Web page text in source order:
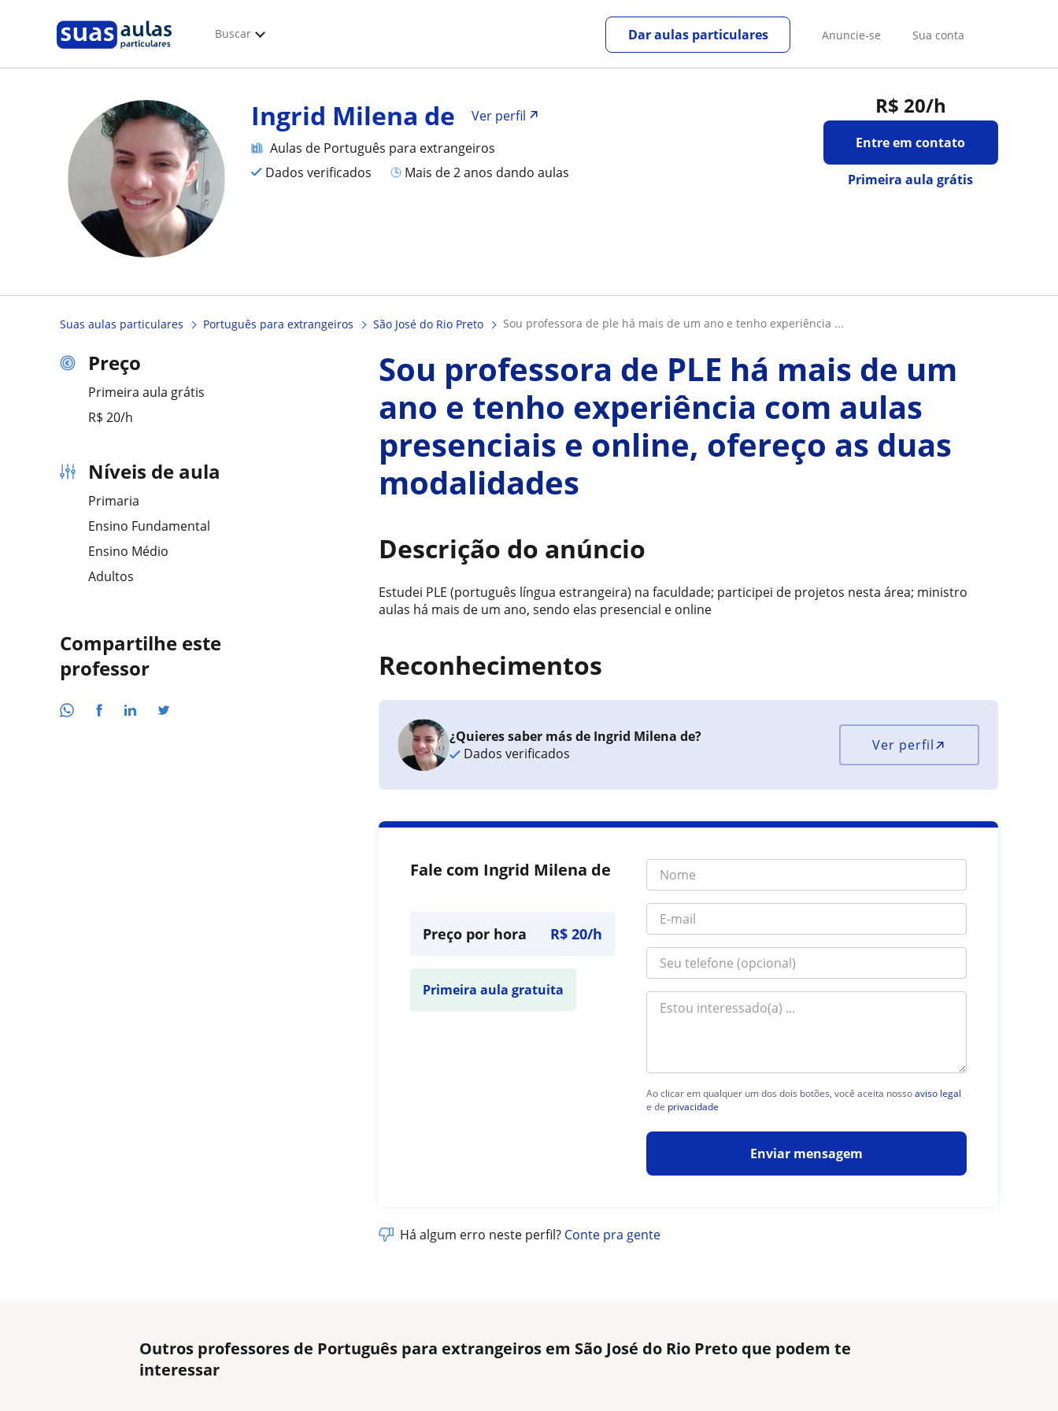
Buscar Anuncie-se Sua conta
Dar aulas particulares
R$ 20/h
Entre em contato
Primeira aula grátis
Ingrid Milena de
Ver perfil
Aulas de Português para extrangeiros
Dados verificados
mais de 2 anos dando aulas
Suas aulas particulares Português para extrangeiros São José do Rio Preto sou professora de ple há mais de um ano e tenho experiência ...
Preço
Primeira aula grátis
R$ 20/h
Níveis de aula
Primaria
Ensino Fundamental
Ensino Médio
Adultos
Compartilhe este
professor
Sou professora de PLE há mais de um
ano e tenho experiência com aulas
presenciais e online, ofereço as duas
modalidades
Descrição do anúncio
Estudei PLE (português língua estrangeira) na faculdade; participei de projetos nesta área; ministro
aulas há mais de um ano, sendo elas presencial e online
Reconhecimentos
¿Quieres saber más de Ingrid Milena de?
Dados verificados
Ver perfil
Fale com Ingrid Milena de
Preço por hora R$ 20/h
Primeira aula gratuita
Ao clicar em qualquer um dos dois botões, você aceita nossoaviso legal
e de privacidade
Enviar mensagem
Há algum erro neste perfil? Conte pra gente
Outros professores de Português para extrangeiros em São José do Rio Preto que podem te
interessar